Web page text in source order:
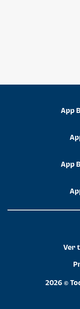
App
App
2026 ©
Ver